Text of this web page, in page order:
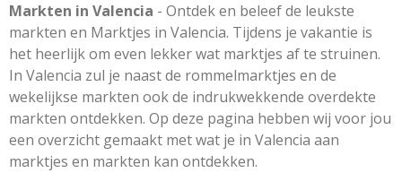
Markten in Valencia - Ontdek en beleef de leukste
markten en Marktjes in Valencia. Tijdens je vakantie is
het heerlijk om even lekker wat marktjes af te struinen.
In Valencia zul je naast de rommelmarktjes en de
wekelijkse markten ook de indrukwekkende overdekte
markten ontdekken. Op deze pagina hebben wij voor jou
een overzicht gemaakt met wat je in Valencia aan
marktjes en markten kan ontdekken.